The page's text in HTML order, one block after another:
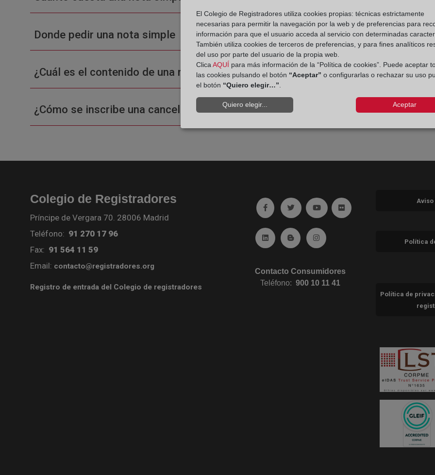
Donde pedir una nota simple
¿Cuál es el contenido de una nota simple o una certificación?
¿Cómo se inscribe una cancelación de hipoteca?
Colegio de Registradores
Príncipe de Vergara 70. 28006 Madrid
Teléfono: 91 270 17 96
Fax: 91 564 11 59
Email: contacto@registradores.org
Registro de entrada del Colegio de registradores
Ir a facebook (abre en ventana nueva)
Ir a twitter (abre en ventana nueva)
Ir a YouTube (abre en ventana nueva)
Ir a Flickr (abre en ventana
Ir a Linkedin (abre en ventana nueva)
Ir al Blog (abre en ventana nueva)
Ir a Instagram (abre en ventana
Contacto Consumidores
Teléfono:900 10 11 41
Aviso
Política
Política de
El Colegio de Registradores utiliza cookies propias: técnicas estrictamente
necesarias para permitir la navegación por la web y de preferencias para
información para que el usuario acceda al servicio con determinadas
También utiliza cookies de terceros de preferencias, y para fines analíticos
del uso por parte del usuario de la propia web.
Clica AQUÍ para más información de la “Política de cookies”. Puede aceptar
las cookies pulsando el botón “Aceptar” o configurarlas o rechazar su uso
el botón “Quiero elegir…”
Quiero elegir... Aceptar